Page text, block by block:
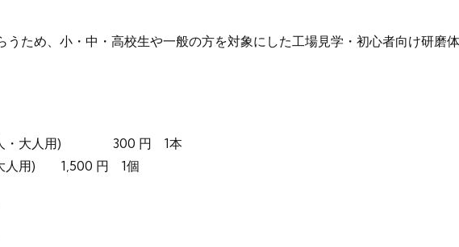
うため、小・中・高校生や一般の方を対象にした工場見学・初心者向け研磨
小人・大人用) 300 円 1本
大人用) 1,500 円 1個